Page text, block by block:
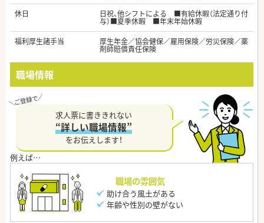
休日
日祝、他シフトによる ■有給休暇（法定通り付
与）■夏季休暇 ■年末年始休暇
福利厚生諸手当
厚生年金／協会健保／雇用保険／労災保険／薬
剤師賠償責任保険
職場情報
求人票に書ききれない
“詳しい職場情報”
をお伝えします！
職場の雰囲気
助け合う風土がある
年齢や性別の壁がない